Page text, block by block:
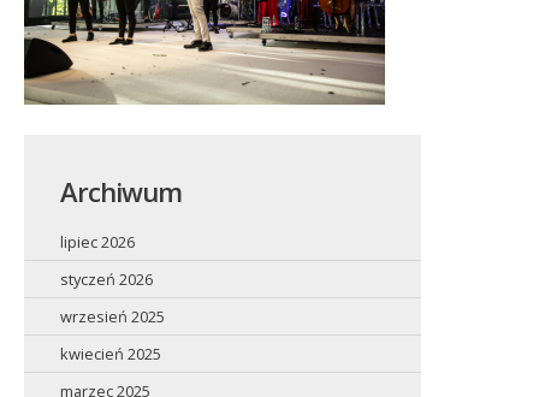
Archiwum
lipiec 2026
styczeń 2026
wrzesień 2025
kwiecień 2025
marzec 2025